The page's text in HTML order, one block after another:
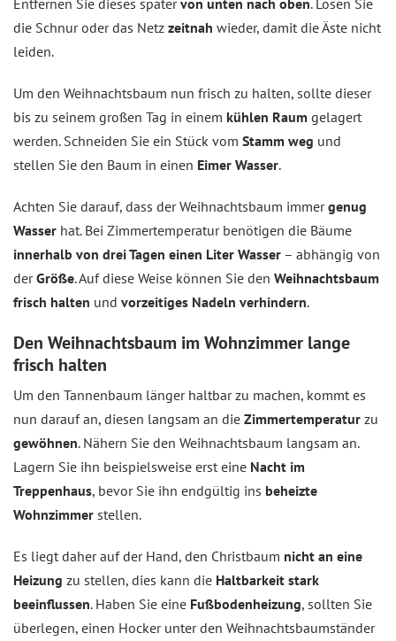
die Schnur oder das Netz zeitnah wieder, damit die Äste nicht
leiden.
Um den Weihnachtsbaum nun frisch zu halten, sollte dieser
bis zu seinem großen Tag in einem kühlen Raum gelagert
werden. Schneiden Sie ein Stück vom Stamm weg und
stellen Sie den Baum in einen Eimer Wasser.
Achten Sie darauf, dass der Weihnachtsbaum immergenug
Wasser hat. Bei Zimmertemperatur benötigen die Bäume
innerhalb von drei Tagen einen Liter Wasser – abhängig von
derGröße. Auf diese Weise können Sie den Weihnachtsbaum
frisch halten und vorzeitiges Nadeln verhindern.
Den Weihnachtsbaum im Wohnzimmer lange
frisch halten
Um den Tannenbaum länger haltbar zu machen, kommt es
nun darauf an, diesen langsam an die Zimmertemperatur zu
gewöhnen. Nähern Sie den Weihnachtsbaum langsam an.
Lagern Sie ihn beispielsweise erst eine Nacht im
Treppenhaus, bevor Sie ihn endgültig ins beheizte
Wohnzimmer stellen.
Es liegt daher auf der Hand, den Christbaum nicht an eine
Heizung zu stellen, dies kann die Haltbarkeit stark
beeinflussen. Haben Sie eine Fußbodenheizung, sollten Sie
überlegen, einen Hocker unter den Weihnachtsbaumständer